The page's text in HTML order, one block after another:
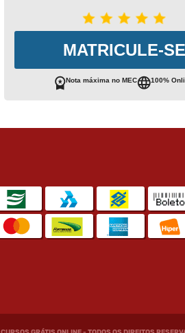
MATRICULE-SE
Nota máxima no MEC 100%